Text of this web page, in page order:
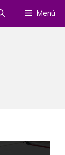
Menú